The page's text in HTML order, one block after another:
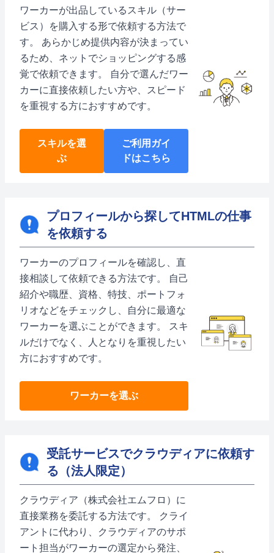
ワーカーが出品しているスキル（サー
ビス）を購入する形で依頼する方法で
す。 あらかじめ提供内容が決まってい
るため、ネットでショッピングする感
覚で依頼できます。 自分で選んだワー
カーに直接依頼したい方や、スピード
を重視する方におすすめです。
スキルを選
ぶ
ご利用ガイ
ドはこちら
プロフィールから探してHTMLの仕事
を依頼する
ワーカーのプロフィールを確認し、直
接相談して依頼できる方法です。 自己
紹介や職歴、資格、特技、ポートフォ
リオなどをチェックし、自分に最適な
ワーカーを選ぶことができます。 スキ
ルだけでなく、人となりを重視したい
方におすすめです。
ワーカーを選ぶ
受託サービスでクラウディアに依頼す
る（法人限定）
クラウディア（株式会社エムフロ）に
直接業務を委託する方法です。 クライ
アントに代わり、クラウディアのサポ
ート担当がワーカーの選定から発注、